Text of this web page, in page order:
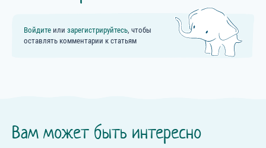
Войдите или зарегистрируйтесь, чтобы
оставлять комментарии к статьям
Вам может быть интересно